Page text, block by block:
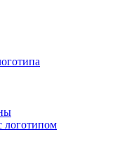
логотипом